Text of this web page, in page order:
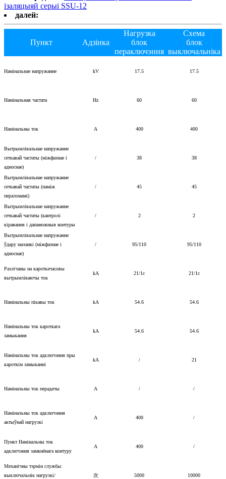
ізаляцыяй серыі SSU-12
далей:
Пункт Адзінка
Нагрузка
блок
пераключэння
Схема
блок
выключальніка
Намінальнае напружанне kV 17.5 17.5
Намінальная частата Hz 60 60
Намінальны ток A 400 400
Вытрымлівальнае напружанне
сеткавай частаты (міжфазнае і
адноснае)
/ 38 38
Вытрымлівальнае напружанне
сеткавай частаты (паміж
пераломамі)
/ 45 45
Вытрымлівальнае напружанне
сеткавай частаты (кантролі
кіравання і дапаможныя контуры
/ 2 2
Вытрымлівальнае напружанне
ўдару маланкі (міжфазнае і
адноснае)
/ 95/110 95/110
Разлічаны на кароткачасовы
вытрымліваючы ток
kA 21/1с 21/1с
Намінальны пікавы ток kA 54.6 54.6
Намінальны ток кароткага
замыкання
kA 54.6 54.6
Намінальны ток адключэння пры
кароткім замыканні
kA / 21
Намінальны ток перадачы A / /
Намінальны ток адключэння
актыўнай нагрузкі
A 400 /
Пункт Намінальны ток
адключэння замкнёнага контуру
A 400 /
Механічны тэрмін службы:
выключальнік нагрузкі/
次 5000 10000